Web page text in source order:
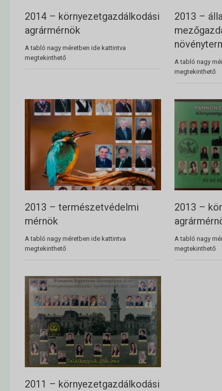
2014 – környezetgazdálkodási
agrármérnök
A tabló nagy méretben ide kattintva
megtekinthető
2013 –
A tabló nagy
megtekinthető
2013 – természetvédelmi
mérnök
A tabló nagy méretben ide kattintva
megtekinthető
2013 –
A tabló nagy
megtekinthető
2011 – környezetgazdálkodási